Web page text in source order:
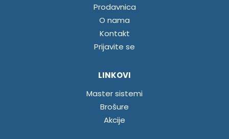
Prodavnica
O nama
Kontakt
Prijavite se
LINKOVI
Master sistemi
Brošure
Akcije